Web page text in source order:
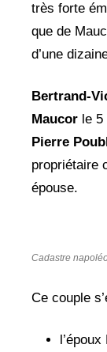
très forte
que de
d’une
Bertrand-
Maucor le 5
Pierre
propriétaire
épouse.
Cadastre
Ce couple